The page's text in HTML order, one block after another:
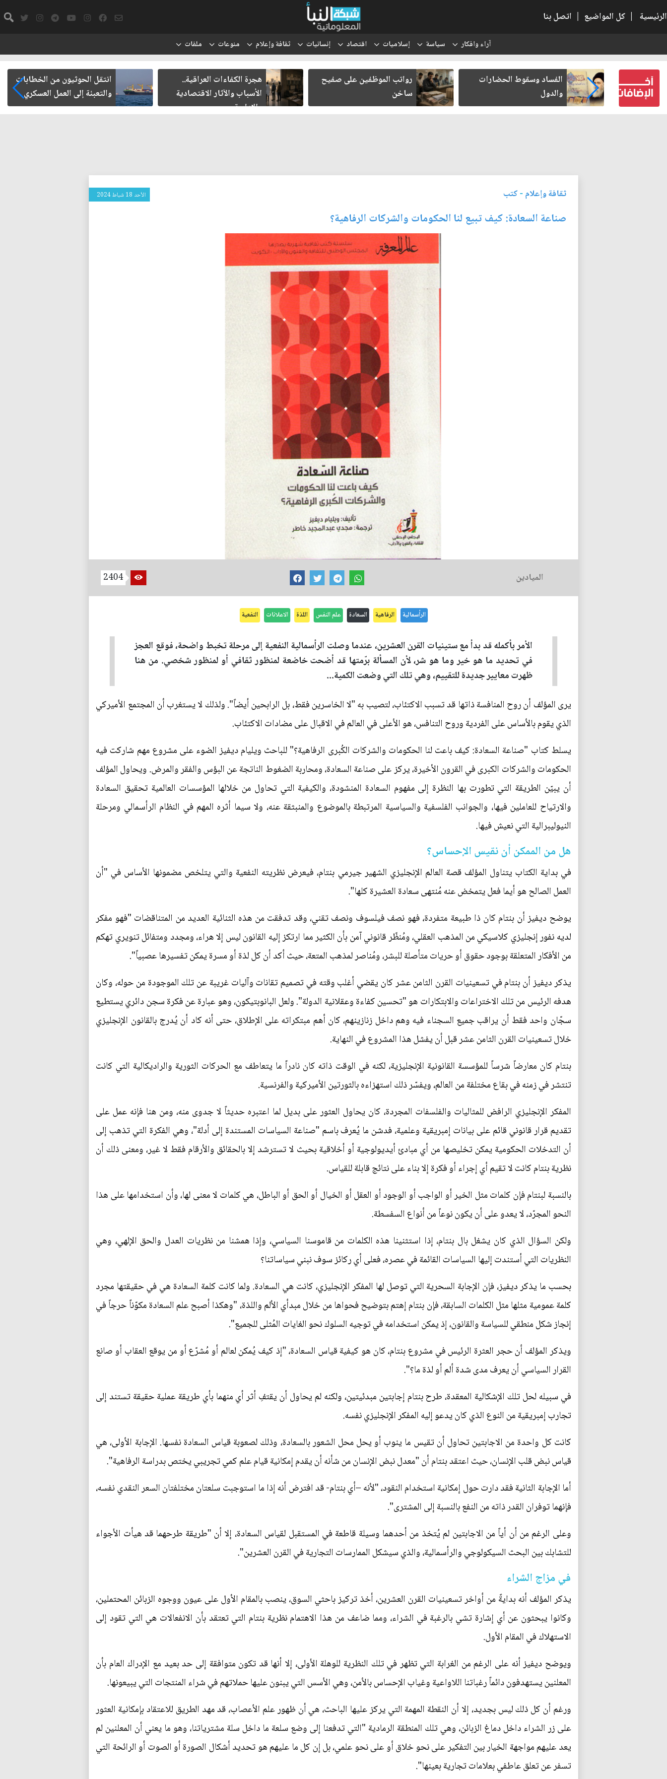
الرئيسية | كل المواضيع | اتصل بنا
آراء وافكار سياسة إسلاميات اقتصاد إنسانيات ثقافة وإعلام منوعات ملفات
كتب لنفسه
الفساد وسقوط الحضارات
والدول
رواتب الموظفين على صفيح
ساخن
هجرة الكفاءات العراقية..
الأسباب والآثار الاقتصادية
والإدارية
انتقل الحوثيون من الخطابات
والتعبئة إلى العمل العسكري
ثقافة وإعلام -كتب الأحد 18 شباط 2024
صناعة السعادة: كيف تبيع لنا الحكومات والشركات الرفاهية؟
الميادين 2404
الرأسمالية الرفاهية السعادة علم النفس اللذة الاعلانات النفعية
الأمر بأكمله قد بدأ مع ستينيات القرن العشرين، عندما وصلت الرأسمالية النفعية إلى مرحلة تخبط واضحة، فوقع العجز
في تحديد ما هو خير وما هو شر، لأن المسألة برّمتها قد أضحت خاضعة لمنظور ثقافي أو لمنظور شخصي. من هنا
ظهرت معايير جديدة للتقييم، وهي تلك التي وضعت الكمية...
يرى المؤلف أن روح المنافسة ذاتها قد تسبب الاكتئاب، لتصيب به "لا الخاسرين فقط، بل الرابحين أيضاً". ولذلك لا يستغرب أن المجتمع الأميركي
الذي يقوم بالأساس على الفردية وروح التنافس، هو الأعلى في العالم في الاقبال على مضادات الاكتئاب.
يسلط كتاب "صناعة السعادة: كيف باعت لنا الحكومات والشركات الكُبرى الرفاهية؟" للباحث ويليام ديفيز الضوء على مشروع مهم شاركت فيه
الحكومات والشركات الكبرى في القرون الأخيرة، يركز على صناعة السعادة، ومحاربة الضغوط الناتجة عن البؤس والفقر والمرض. ويحاول المؤلف
أن يبيّن الطريقة التي تطورت بها النظرة إلى مفهوم السعادة المنشودة، والكيفية التي تحاول من خلالها المؤسسات العالمية تحقيق السعادة
والارتياح للعاملين فيها، والجوانب الفلسفية والسياسية المرتبطة بالموضوع والمنبثقة عنه، ولا سيما أثره المهم في النظام الرأسمالي ومرحلة
النيوليبرالية التي نعيش فيها.
هل من الممكن أن نقيس الإحساس؟
في بداية الكتاب يتناول المؤلف قصة العالم الإنجليزي الشهير جيرمي بنتام، فيعرض نظريته النفعية والتي يتلخص مضمونها الأساس في "أن
العمل الصالح هو أيما فعل يتمخض عنه مُنتهى سعادة العشيرة كلها".
يوضح ديفيز أن بنتام كان ذا طبيعة متفردة، فهو نصف فيلسوف ونصف تقني، وقد تدفقت من هذه الثنائية العديد من المتناقضات "فهو مفكر
لديه نفور إنجليزي كلاسيكي من المذهب العقلي، ومُنظّر قانوني آمن بأن الكثير مما ارتكز إليه القانون ليس إلا هراء، ومجدد ومتفائل تنويري تهكم
من الأفكار المتعلقة بوجود حقوق أو حريات متأصلة للبشر، ومُناصر لمذهب المتعة، حيث أكد أن كل لذة أو مسرة يمكن تفسيرها عصبياً".
يذكر ديفيز أن بنتام في تسعينيات القرن الثامن عشر كان يقضي أغلب وقته في تصميم تقانات وآليات غريبة عن تلك الموجودة من حوله، وكان
هدفه الرئيس من تلك الاختراعات والابتكارات هو "تحسين كفاءة وعقلانية الدولة". ولعل البانوبتيكون، وهو عبارة عن فكرة سجن دائري يستطيع
سجّان واحد فقط أن يراقب جميع السجناء فيه وهم داخل زنازينهم، كان أهم مبتكراته على الإطلاق، حتى أنه كاد أن يُدرج بالقانون الإنجليزي
خلال تسعينيات القرن الثامن عشر قبل أن يفشل هذا المشروع في النهاية.
بنتام كان معارضاً شرساً للمؤسسة القانونية الإنجليزية، لكنه في الوقت ذاته كان نادراً ما يتعاطف مع الحركات الثورية والراديكالية التي كانت
تنتشر في زمنه في بقاع مختلفة من العالم، ويفسّر ذلك استهزاءه بالثورتين الأميركية والفرنسية.
المفكر الإنجليزي الرافض للمثاليات والفلسفات المجردة، كان يحاول العثور على بديل لما اعتبره حديثاً لا جدوى منه، ومن هنا فإنه عمل على
تقديم قرار قانوني قائم على بيانات إمبريقية وعلمية، فدشن ما يُعرف باسم "صناعة السياسات المستندة إلى أدلة"، وهي الفكرة التي تذهب إلى
أن التدخلات الحكومية يمكن تخليصها من أي مبادئ أيديولوجية أو أخلاقية بحيث لا تسترشد إلا بالحقائق والأرقام فقط لا غير، ومعنى ذلك أن
نظرية بنتام كانت لا تقيم أي إجراء أو فكرة إلا بناء على نتائج قابلة للقياس.
بالنسبة لبنتام فإن كلمات مثل الخير أو الواجب أو الوجود أو العقل أو الخيال أو الحق أو الباطل، هي كلمات لا معنى لها، وأن استخدامها على هذا
النحو المجرّد، لا يعدو على أن يكون نوعاً من أنواع السفسطة.
ولكن السؤال الذي كان يشغل بال بنتام، إذا استثنينا هذه الكلمات من قاموسنا السياسي، وإذا همشنا من نظريات العدل والحق الإلهي، وهي
النظريات التي أستندت إليها السياسات القائمة في عصره، فعلى أي ركائز سوف نبني سياساتنا؟
بحسب ما يذكر ديفيز، فإن الإجابة السحرية التي توصل لها المفكر الإنجليزي، كانت هي السعادة. ولما كانت كلمة السعادة هي في حقيقتها مجرد
كلمة عمومية مثلها مثل الكلمات السابقة، فإن بنتام إهتم بتوضيح فحواها من خلال مبدأي الألم واللذة، "وهكذا أصبح علم السعادة مكوّناً حرجاً في
إنجاز شكل منطقي للسياسة والقانون، إذ يمكن استخدامه في توجيه السلوك نحو الغايات المُثلى للجميع".
ويذكر المؤلف أن حجر العثرة الرئيس في مشروع بنتام، كان هو كيفية قياس السعادة، "إذ كيف يُمكن لعالم أو مُشرّع أو من يوقع العقاب أو صانع
القرار السياسي أن يعرف مدى شدة ألم أو لذة ما؟".
في سبيله لحل تلك الإشكالية المعقدة، طرح بنتام إجابتين مبدئيتين، ولكنه لم يحاول أن يقتفِ أثر أي منهما بأي طريقة عملية حقيقة تستند إلى
تجارب إمبريقية من النوع الذي كان يدعو إليه المفكر الإنجليزي نفسه.
كانت كل واحدة من الاجابتين تحاول أن تقيس ما ينوب أو يحل محل الشعور بالسعادة، وذلك لصعوبة قياس السعادة نفسها. الإجابة الأولى، هي
قياس نبض قلب الإنسان، حيث اعتقد بنتام أن "معدل نبض الإنسان من شأنه أن يقدم إمكانية قيام علم كمي تجريبي يختص بدراسة الرفاهية".
أما الإجابة الثانية فقد دارت حول إمكانية استخدام النقود، "لأنه –أي بنتام- قد افترض أنه إذا ما استوجبت سلعتان مختلفتان السعر النقدي نفسه،
فإنهما توفران القدر ذاته من النفع بالنسبة إلى المشترى".
وعلى الرغم من أن أياً من الاجابتين لم يُتخذ من أحدهما وسيلة قاطعة في المستقبل لقياس السعادة، إلا أن "طريقة طرحهما قد هيأت الأجواء
للتشابك بين البحث السيكولوجي والرأسمالية، والذي سيشكل الممارسات التجارية في القرن العشرين".
في مزاج الشراء
يذكر المؤلف أنه بدايةً من أواخر تسعينيات القرن العشرين، أخذ تركيز باحثي السوق، ينصب بالمقام الأول على عيون ووجوه الزبائن المحتملين،
وكانوا يبحثون عن أي إشارة تشي بالرغبة في الشراء، ومما ضاعف من هذا الاهتمام نظرية بنتام التي تعتقد بأن الانفعالات هي التي تقود إلى
الاستهلاك في المقام الأول.
ويوضح ديفيز أنه على الرغم من الغرابة التي تظهر في تلك النظرية للوهلة الأولى، إلا أنها قد تكون متوافقة إلى حد بعيد مع الإدراك العام بأن
المعلنين يستهدفون دائماً رغباتنا اللاواعية وغياب الإحساس بالأمن، وهي الأسس التي يبنون عليها حملاتهم في شراء المنتجات التي يبيعونها.
ورغم أن كل ذلك ليس بجديد، إلا أن النقطة المهمة التي يركز عليها الباحث، هي أن ظهور علم الأعصاب، قد مهد الطريق للاعتقاد بإمكانية العثور
على زر الشراء داخل دماغ الزبائن، وهي تلك المنطقة الرمادية "التي تدفعنا إلى وضع سلعة ما داخل سلة مشترياتنا، وهو ما يعني أن المعلنين لم
يعد عليهم مواجهة الخيار بين التفكير على نحو خلاق أو على نحو علمي، بل إن كل ما عليهم هو تحديد أشكال الصورة أو الصوت أو الرائحة التي
تسفر عن تعلق عاطفي بعلامات تجارية بعينها".